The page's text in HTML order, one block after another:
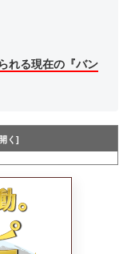
れる現在の『バン